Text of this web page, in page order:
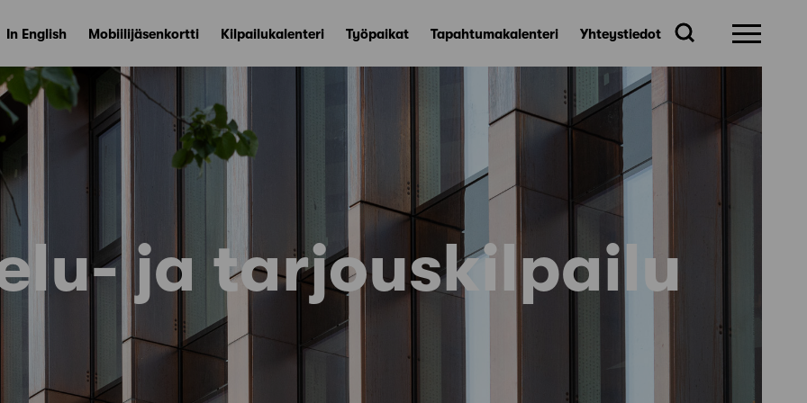
In English Mobiilijäsenkortti Kilpailukalenteri Työpaikat Tapahtumakalenteri Yhteystiedot
ja tarjouskilpailu